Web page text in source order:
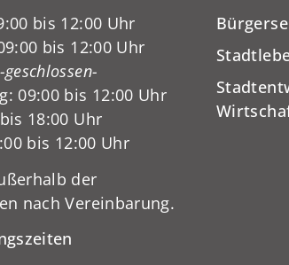
bis 12:00 Uhr
bis 12:00 Uhr
-geschlossen-
09:00 bis 12:00 Uhr
18:00 Uhr
bis 12:00 Uhr
der
nach Vereinbarung.